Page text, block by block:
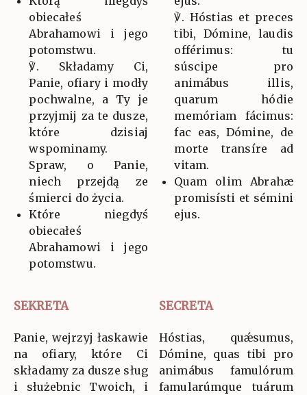
obiecałeś
Abrahamowi i jego
potomstwu.
℣. Składamy Ci,
Panie, ofiary i modły
pochwalne, a Ty je
przyjmij za te dusze,
które dzisiaj
wspominamy.
Spraw, o Panie,
niech przejdą ze
śmierci do życia.
Które niegdyś
obiecałeś
Abrahamowi i jego
potomstwu.
℣. Hóstias et preces
tibi, Dómine, laudis
offérimus: tu
súscipe pro
animábus illis,
quarum hódie
memóriam fácimus:
fac eas, Dómine, de
morte transíre ad
vitam.
Quam olim Abrahæ
promisísti et sémini
ejus.
SEKRETA SECRETA
Panie, wejrzyj łaskawie
na ofiary, które Ci
składamy za dusze sług
i służebnic Twoich, i
Hóstias, quǽsumus,
Dómine, quas tibi pro
animábus famulórum
famularúmque tuárum